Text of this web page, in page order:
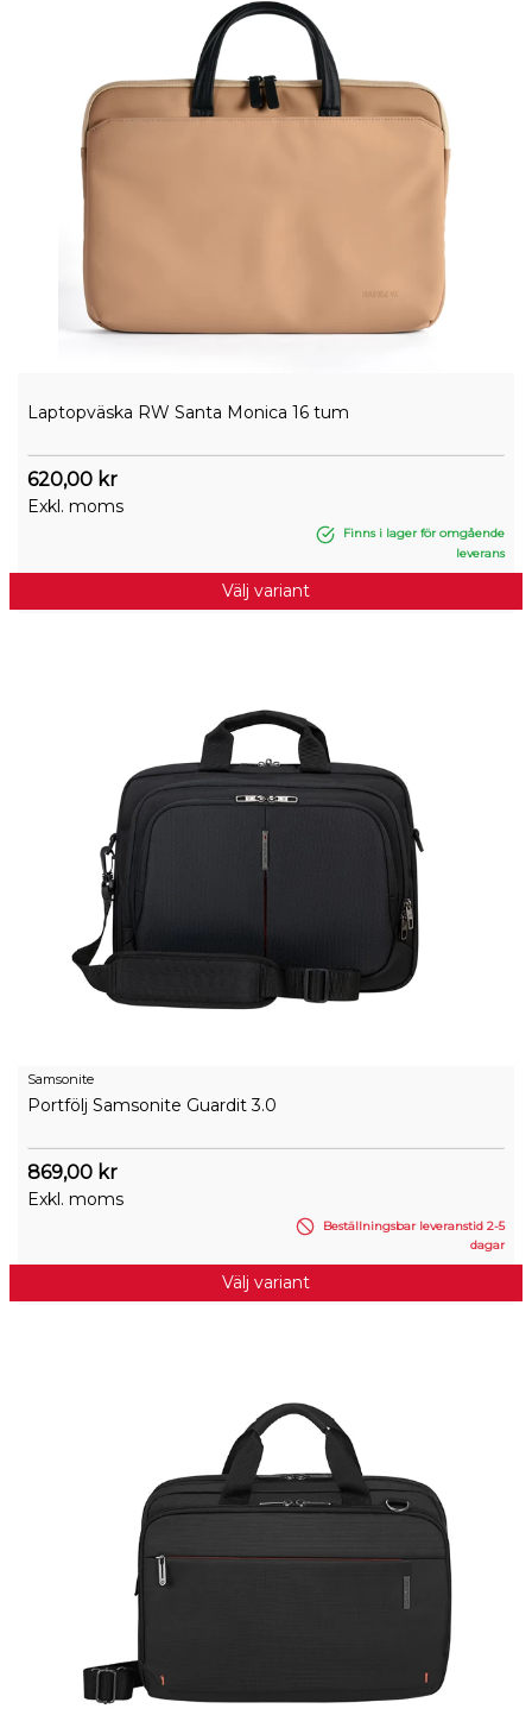
Laptopväska RW Santa Monica 16 tum
620,00 kr
Exkl. moms
Finns i lager för omgående
leverans
Välj variant
Samsonite
Portfölj Samsonite Guardit 3.0
869,00 kr
Exkl. moms
Beställningsbar leveranstid 2-5
dagar
Välj variant